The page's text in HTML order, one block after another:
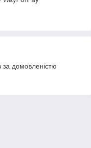
домовленістю